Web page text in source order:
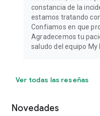
constancia de la
estamos tratando
Confiamos en que
Agradecemos tu
saludo del equipo My
Ver todas las reseñas
Novedades